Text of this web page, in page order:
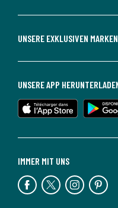
UNSERE EXKLUSIVEN MARKEN
IMMER MIT UNS
UNSERE APP